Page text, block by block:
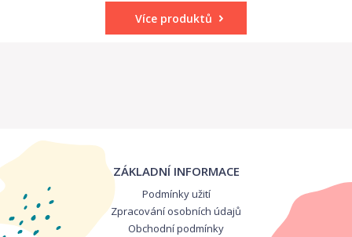
Více produktů
ZÁKLADNÍ INFORMACE
Podmínky užití
Zpracování osobních údajů
Obchodní podmínky